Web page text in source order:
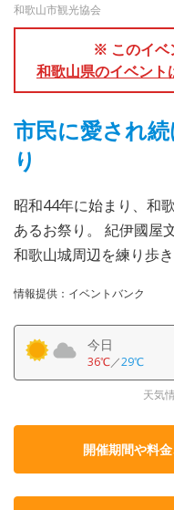
和歌山市観光協会
※ このイベ
和歌山県のイベント
市民に愛され
り
昭和44年に始まり、和
あるお祭り。 紀伊國屋
和歌山城周辺を練り歩
情報提供：イベントバンク
今日
36℃／29℃
天気
開催期間や料